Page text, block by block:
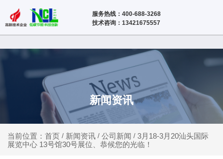
服务热线：400-688-3268
技术咨询：13421675557
新闻资讯
当前位置：首页 / 新闻资讯 / 公司新闻 / 3月18-3月20汕头国际
展览中心 13号馆30号展位、恭候您的光临！